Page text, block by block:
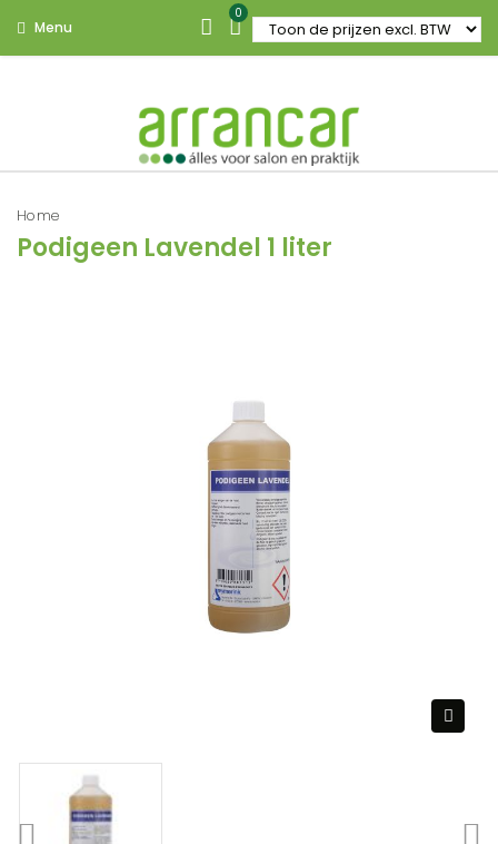
Menu
0
Home
Podigeen Lavendel 1 liter